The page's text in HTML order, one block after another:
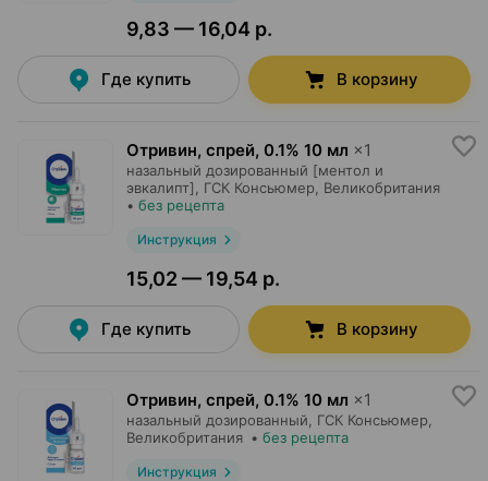
9,83 — 16,04 р.
Где купить В корзину
Отривин, спрей, 0.1% 10 мл ×1
назальный дозированный [ментол и
эвкалипт],
ГСК Консьюмер , Великобритания
• без рецепта
Инструкция
15,02 — 19,54 р.
Где купить В корзину
Отривин, спрей, 0.1% 10 мл ×1
назальный дозированный, ГСК Консьюмер
Великобритания • без рецепта
Инструкция